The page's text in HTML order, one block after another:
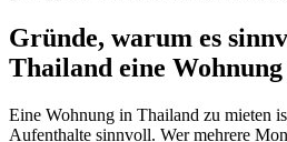
Gründe, warum es
Thailand eine
Eine Wohnung in Thailand zu mieten
Aufenthalte sinnvoll. Wer mehrere